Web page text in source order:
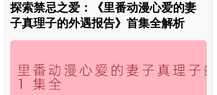
探索禁忌之爱：《里番动漫心爱的妻
子真理子的外遇报告》首集全解析